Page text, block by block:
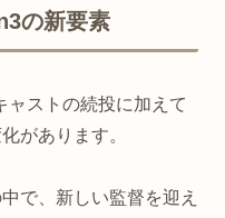
の新要素
ャストの続投に加えて
があります。
で、新しい監督を迎え